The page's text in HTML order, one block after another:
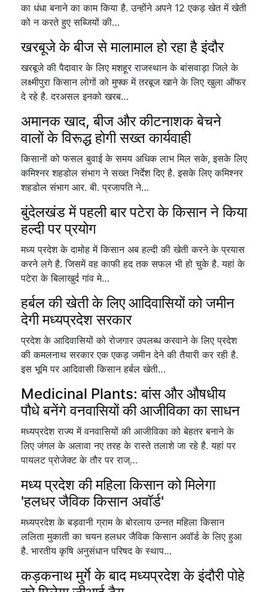
का धंधा बनाने का काम किया है. उन्होंने अपने 12 एकड़ खेत में खेती
को न करते हुए सब्जियों की…
खरबूजे के बीज से मालामाल हो रहा है इंदौर
खरबूजे की पैदावार के लिए मशहूर राजस्थान के बांसवाड़ा जिले के
लक्ष्मीपुरा किसान लोगों को मुफ्क में तरबूज खाने के लिए खुला ऑफर
दे रहे है. दरअसल इनको खरब…
अमानक खाद, बीज और कीटनाशक बेचने
वालों के विरूद्ध होगी सख्त कार्यवाही
किसानों को फसल बुवाई के समय अधिक लाभ मिल सके, इसके लिए
कमिश्नर शहडोल संभाग ने सख्त निर्देश दिए है. इसके लिए कमिश्नर
शहडोल संभाग आर. बी. प्रजापति ने…
बुंदेलखंड में पहली बार पटेरा के किसान ने किया
हल्दी पर प्रयोग
मध्य प्रदेश के दामोह में किसान अब हल्दी की खेती करने के प्रयास
करने लगे है. जिसमें वह काफी हद तक सफल भी हो चुके है. यहां के
पटेरा के बिलाखुर्द गांव मे…
हर्बल की खेती के लिए आदिवासियों को जमीन
देगी मध्यप्रदेश सरकार
प्रदेश के आदिवासियों को रोजगार उपलब्ध करवाने के लिए प्रदेश
की कमलनाथ सरकार एक एकड़ जमीन देने की तैयारी कर रही है.
इस भूमि पर आदिवासी किसान हर्बल खेती…
Medicinal Plants: बांस और औषधीय
पौधे बनेंगे वनवासियों की आजीविका का साधन
मध्यप्रदेश राज्य में वनवासियों की आजीविका को बेहतर बनाने के
लिए जंगल के अलावा नए तरह के रास्ते तलाशे जा रहे है. यहां पर
पायलट प्रोजेक्ट के तौर पर राज्…
मध्य प्रदेश की महिला किसान को मिलेगा
'हलधर जैविक किसान अवॉर्ड'
मध्यप्रदेश के बड़वानी ग्राम के बोरलाय उन्नत महिला किसान
ललिता मुकाती का चयन हलधर जैविक किसान अवॉर्ड के लिए हुआ
है. भारतीय कृषि अनुसंधान परिषद के स्थाप…
कड़कनाथ मुर्गे के बाद मध्यप्रदेश के इंदौरी पोहे